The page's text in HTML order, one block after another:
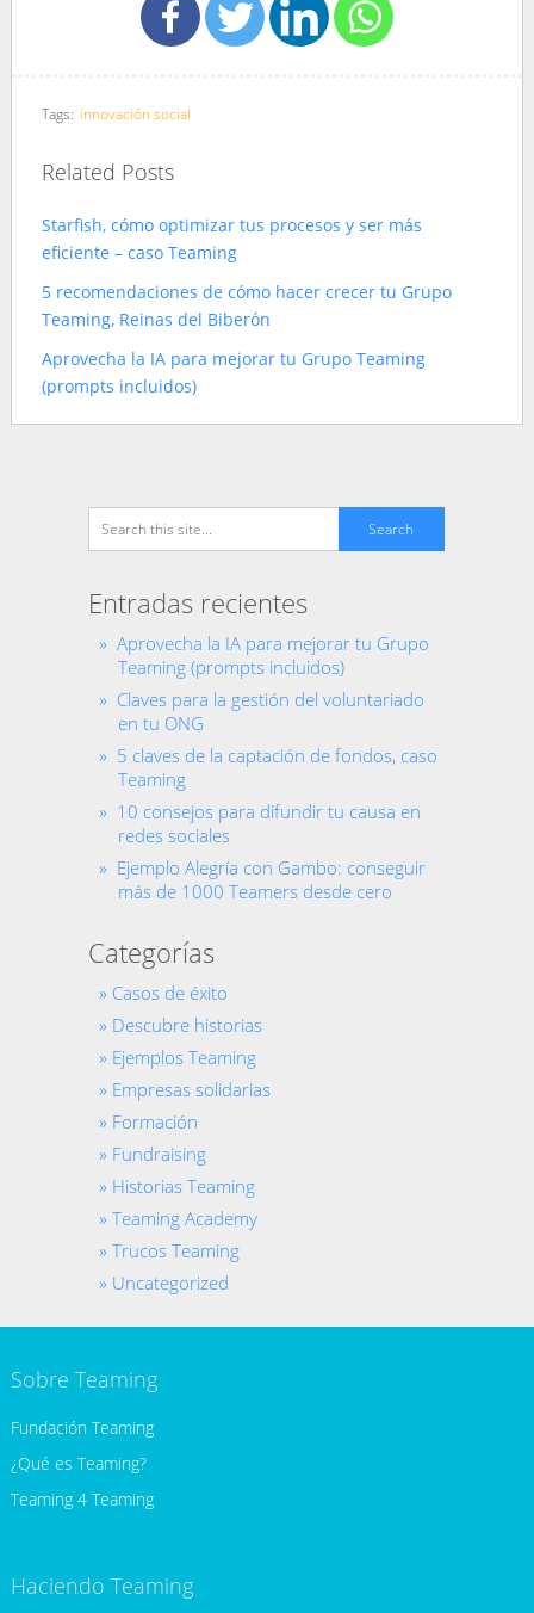
Tags: innovación social
Related Posts
Starfish, cómo optimizar tus procesos y ser más
eficiente – caso Teaming
5 recomendaciones de cómo hacer crecer tu Grupo
Teaming, Reinas del Biberón
Aprovecha la IA para mejorar tu Grupo Teaming
(prompts incluidos)
Entradas recientes
Aprovecha la IA para mejorar tu Grupo
Teaming (prompts incluidos)
Claves para la gestión del voluntariado
en tu ONG
5 claves de la captación de fondos, caso
Teaming
10 consejos para difundir tu causa en
redes sociales
Ejemplo Alegría con Gambo: conseguir
más de 1000 Teamers desde cero
Categorías
Casos de éxito
Descubre historias
Ejemplos Teaming
Empresas solidarias
Formación
Fundraising
Historias Teaming
Teaming Academy
Trucos Teaming
Uncategorized
Sobre Teaming
Fundación Teaming
¿Qué es Teaming?
Teaming 4 Teaming
Haciendo Teaming